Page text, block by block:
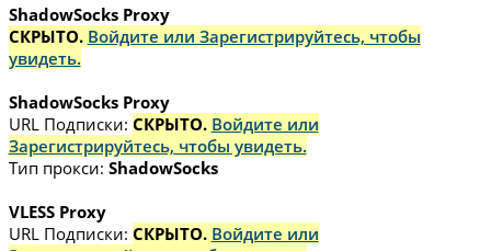
ShadowSocks Proxy
СКРЫТО. Войдите или Зарегистрируйтесь, чтобы
увидеть.
ShadowSocks Proxy
URL Подписки: СКРЫТО. Войдите или
Зарегистрируйтесь, чтобы увидеть.
Тип прокси: ShadowSocks
VLESS Proxy
URL Подписки: СКРЫТО. Войдите или